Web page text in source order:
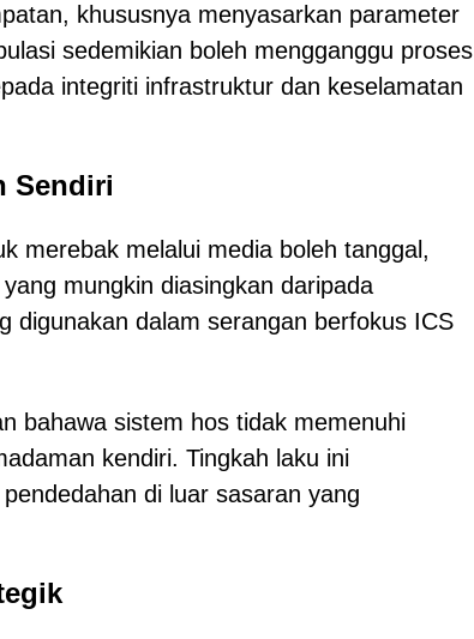
khususnya menyasarkan parameter
sedemikian boleh mengganggu proses
integriti infrastruktur dan keselamatan
Sendiri
merebak melalui media boleh tanggal,
mungkin diasingkan daripada
digunakan dalam serangan berfokus ICS
bahawa sistem hos tidak memenuhi
kendiri. Tingkah laku ini
di luar sasaran yang